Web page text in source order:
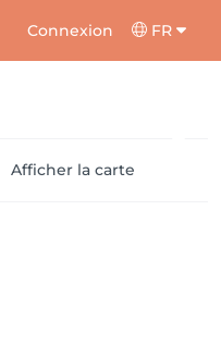
Connexion FR
Afficher la carte